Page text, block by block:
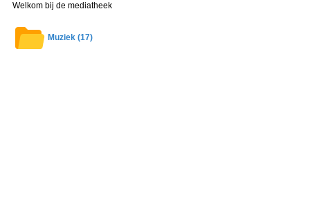
Welkom bij de mediatheek
Muziek (17)